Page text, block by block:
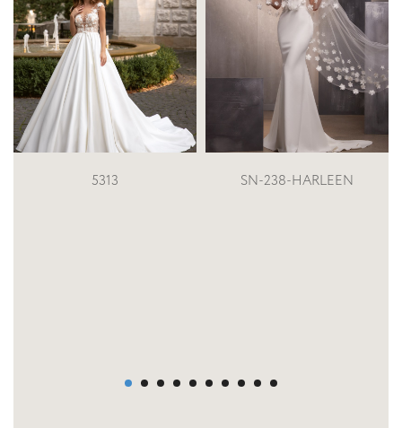
SN-238-HARLEEN SN-193-